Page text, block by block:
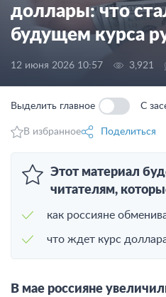
доллары: что
будущем курса
12 июня 2026 10:57 3,921
Выделить главное С
В избранное Поделиться
Этот материал
читателям,
как россияне
что ждет курс
В мае россияне